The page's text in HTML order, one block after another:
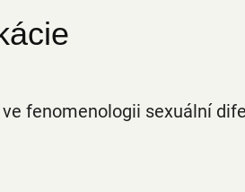
fenomenologii sexuální